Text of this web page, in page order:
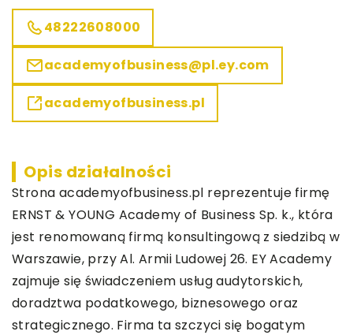
48222608000
academyofbusiness@pl.ey.com
academyofbusiness.pl
Opis działalności
Strona academyofbusiness.pl reprezentuje firmę
ERNST & YOUNG Academy of Business Sp. k., która
jest renomowaną firmą konsultingową z siedzibą w
Warszawie, przy Al. Armii Ludowej 26. EY Academy
zajmuje się świadczeniem usług audytorskich,
doradztwa podatkowego, biznesowego oraz
strategicznego. Firma ta szczyci się bogatym